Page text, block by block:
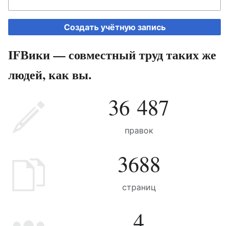
Создать учётную запись
IFВики — совместный труд таких же
людей, как вы.
36 487
правок
3688
страниц